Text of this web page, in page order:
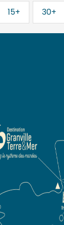
15+ 30+